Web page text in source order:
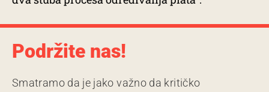
Podržite nas!
Smatramo da je jako važno da kritičko